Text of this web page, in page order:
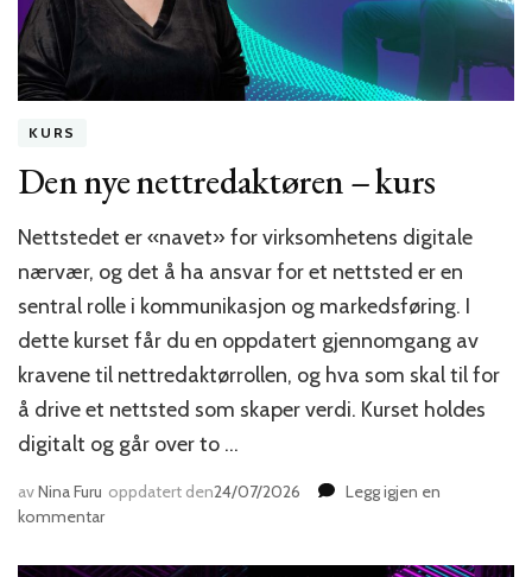
KURS
Den nye nettredaktøren – kurs
Nettstedet er «navet» for virksomhetens digitale
nærvær, og det å ha ansvar for et nettsted er en
sentral rolle i kommunikasjon og markedsføring. I
dette kurset får du en oppdatert gjennomgang av
kravene til nettredaktørrollen, og hva som skal til for
å drive et nettsted som skaper verdi. Kurset holdes
digitalt og går over to …
avNina Furu oppdatert den24/07/2026
Legg igjen en
kommentartil
nye